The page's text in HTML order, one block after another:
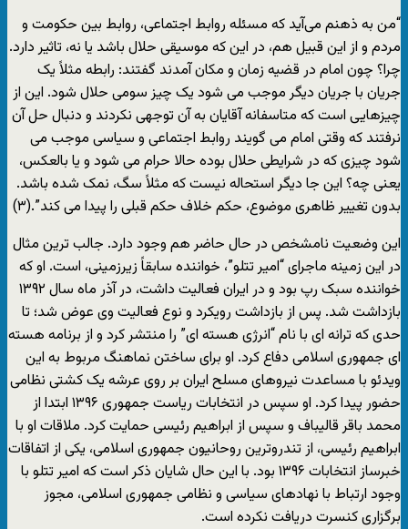
“من به ذهنم می‌آید که مسئله روابط اجتماعی، روابط بین حکومت و
مردم و از این قبیل هم، در این که موسیقی حلال باشد یا نه، تاثیر دارد.
چرا؟ چون امام در قضیه زمان و مکان آمدند گفتند: رابطه مثلاً یک
جریان با جریان دیگر موجب می شود یک چیز سومی حلال شود. این از
چیزهایی است که متاسفانه آقایان به آن توجهی نکردند و دنبال حل آن
نرفتند که وقتی امام می گویند روابط اجتماعی و سیاسی موجب می
شود چیزی که در شرایطی حلال بوده حالا حرام می شود و یا بالعکس،
یعنی چه؟ این جا دیگر استحاله نیست که مثلاً سگ،‌ نمک شده باشد.
بدون تغییر ظاهری موضوع، حکم خلاف حکم قبلی را پیدا می کند”.(۳)
این وضعیت نامشخص در حال حاضر هم وجود دارد. جالب ترین مثال
در این زمینه ماجرای “امیر تتلو”، خواننده سابقاً زیرزمینی،‌ است. او که
خواننده سبک رپ بود و در ایران فعالیت داشت، در آذر ماه سال ۱۳۹۲
بازداشت شد. پس از بازداشت رویکرد و نوع فعالیت وی عوض شد؛ تا
حدی که ترانه ای با نام “انرژی هسته ای” را منتشر کرد و از برنامه هسته
ای جمهوری اسلامی دفاع کرد. او برای ساختن نماهنگ مربوط به این
ویدئو با مساعدت نیروهای مسلح ایران بر روی عرشه یک کشتی نظامی
حضور پیدا کرد. او سپس در انتخابات ریاست جمهوری ۱۳۹۶ ابتدا از
محمد باقر قالیباف و سپس از ابراهیم رئیسی حمایت کرد. ملاقات او با
ابراهیم رئیسی، از تندروترین روحانیون جمهوری اسلامی، یکی از اتفاقات
خبرساز انتخابات ۱۳۹۶ بود. با این حال شایان ذکر است که امیر تتلو با
وجود ارتباط با نهادهای سیاسی و نظامی جمهوری اسلامی، مجوز
برگزاری کنسرت دریافت نکرده است.